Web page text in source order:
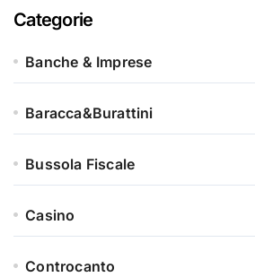
Categorie
Banche & Imprese
Baracca&Burattini
Bussola Fiscale
Casino
Controcanto